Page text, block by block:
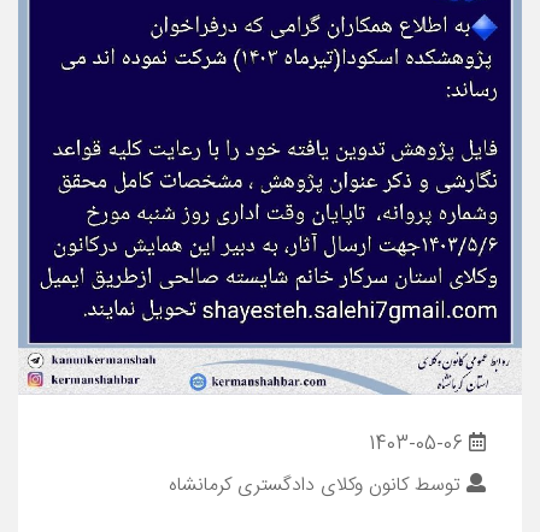
توسطکانون وکلای دادگستری کرمانشاه